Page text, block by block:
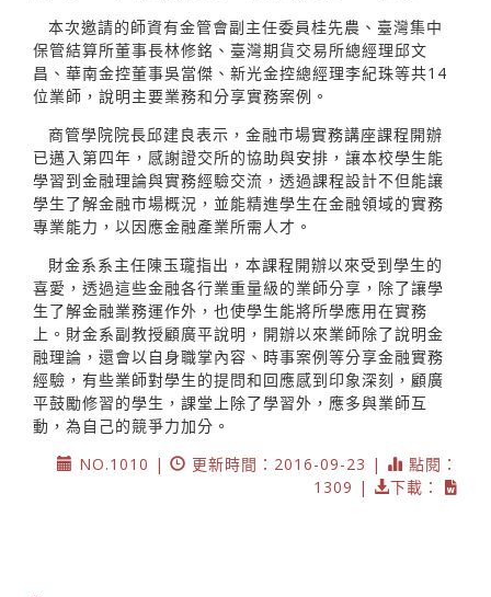
本次邀請的師資有金管會副主任委員桂先農、臺灣集中
保管結算所董事長林修銘、臺灣期貨交易所總經理邱文
昌、華南金控董事吳當傑、新光金控總經理李紀珠等共14
位業師，說明主要業務和分享實務案例。
商管學院院長邱建良表示，金融市場實務講座課程開辦
已邁入第四年，感謝證交所的協助與安排，讓本校學生能
學習到金融理論與實務經驗交流，透過課程設計不但能讓
學生了解金融市場概況，並能精進學生在金融領域的實務
專業能力，以因應金融產業所需人才。
財金系系主任陳玉瓏指出，本課程開辦以來受到學生的
喜愛，透過這些金融各行業重量級的業師分享，除了讓學
生了解金融業務運作外，也使學生能將所學應用在實務
上。財金系副教授顧廣平說明，開辦以來業師除了說明金
融理論，還會以自身職掌內容、時事案例等分享金融實務
經驗，有些業師對學生的提問和回應感到印象深刻，顧廣
平鼓勵修習的學生，課堂上除了學習外，應多與業師互
動，為自己的競爭力加分。
NO.1010 |
更新時間：2016-09-23 |
點閱：
1309 |
下載：